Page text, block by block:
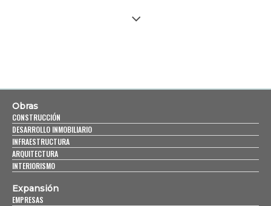
Obras
CONSTRUCCIÓN
DESARROLLO INMOBILIARIO
INFRAESTRUCTURA
ARQUITECTURA
INTERIORISMO
Expansión
EMPRESAS